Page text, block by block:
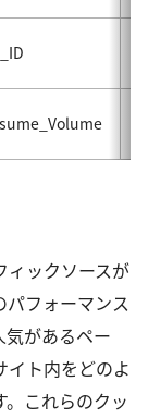
ィックソースが
フォーマンス
があるペー
イト内をどのよ
これらのクッ